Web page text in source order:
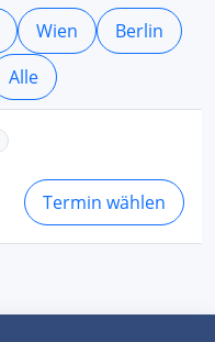
Wien
Berlin
Alle
Termin wählen